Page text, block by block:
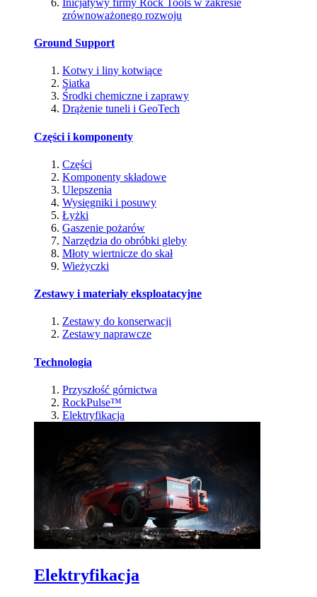
zrównoważonego rozwoju
Ground Support
Kotwy i liny kotwiące
Siatka
Środki chemiczne i zaprawy
Drążenie tuneli i GeoTech
Części i komponenty
Części
Komponenty składowe
Ulepszenia
Wysięgniki i posuwy
Łyżki
Gaszenie pożarów
Narzędzia do obróbki gleby
Młoty wiertnicze do skał
Wieżyczki
Zestawy i materiały eksploatacyjne
Zestawy do konserwacji
Zestawy naprawcze
Technologia
Przyszłość górnictwa
RockPulse™
Elektryfikacja
Elektryfikacja